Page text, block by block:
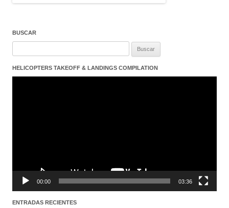
BUSCAR
HELICOPTERS TAKEOFF & LANDINGS COMPILATION
00:00 03:36
ENTRADAS RECIENTES